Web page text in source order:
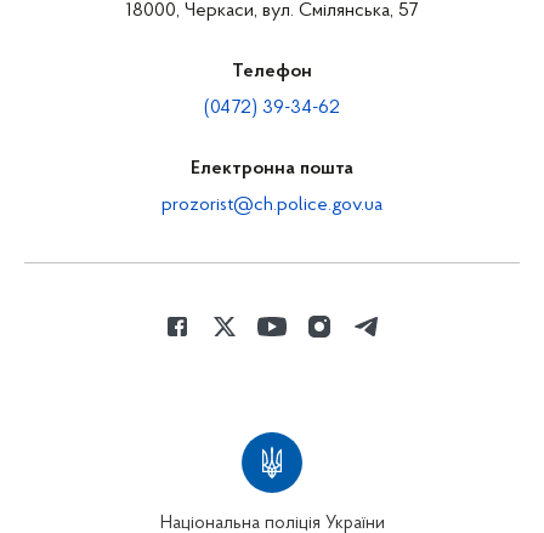
18000, Черкаси, вул. Смілянська, 57
Телефон
(0472) 39-34-62
Електронна пошта
prozorist@ch.police.gov.ua
Національна поліція України